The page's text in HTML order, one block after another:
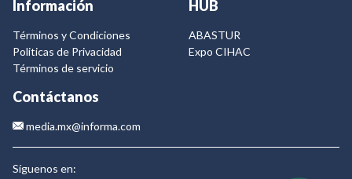
Información
Términos y Condiciones
Politicas de Privacidad
Términos de servicio
HUB
ABASTUR
Expo CIHAC
Contáctanos
media.mx@informa.com
Síguenos en: